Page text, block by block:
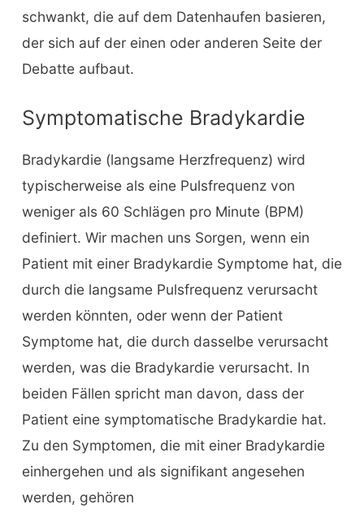
schwankt, die auf dem Datenhaufen basieren,
der sich auf der einen oder anderen Seite der
Debatte aufbaut.
Symptomatische Bradykardie
Bradykardie (langsame Herzfrequenz) wird
typischerweise als eine Pulsfrequenz von
weniger als 60 Schlägen pro Minute (BPM)
definiert. Wir machen uns Sorgen, wenn ein
Patient mit einer Bradykardie Symptome hat, die
durch die langsame Pulsfrequenz verursacht
werden könnten, oder wenn der Patient
Symptome hat, die durch dasselbe verursacht
werden, was die Bradykardie verursacht. In
beiden Fällen spricht man davon, dass der
Patient eine symptomatische Bradykardie hat.
Zu den Symptomen, die mit einer Bradykardie
einhergehen und als signifikant angesehen
werden, gehören